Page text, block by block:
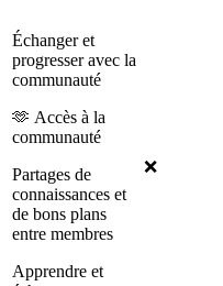
Échanger et
progresser avec la
communauté
🫶 Accès à la
communauté
Partages de
connaissances et
de bons plans
entre membres
Apprendre et
❌